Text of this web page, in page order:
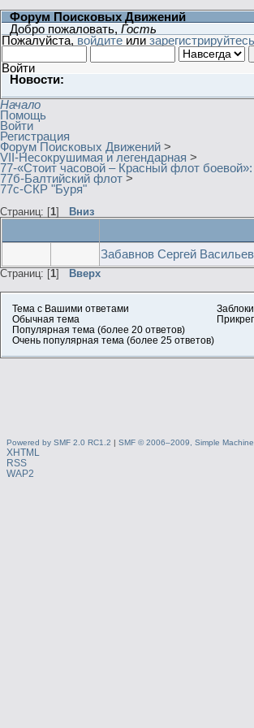
Форум Поисковых Движений
Добро пожаловать, Гость
Пожалуйста, войдите или зарегистрируйтесь
Войти
Новости:
Начало
Помощь
Войти
Регистрация
Форум Поисковых Движений >
VII-Несокрушимая и легендарная >
77-«Стоит часовой – Красный флот
77б-Балтийский флот >
77с-СКР "Буря"
Страниц: [1]
Вниз
Забавнов Сергей
Страниц: [1] Вверх
Тема с Вашими ответами
Обычная тема
Популярная тема (более 20 ответов)
Очень популярная тема (более 25 ответов)
Powered by SMF 2.0 RC1.2 SMF © 2006–2009, Simple
XHTML
RSS
WAP2